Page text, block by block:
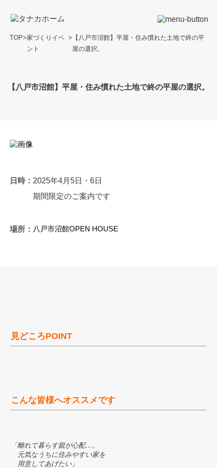
TOP>家づくりイベ
ント
> 【八戸市沼館】平屋・住み慣れた土地で終の平
屋の選択。
【八戸市沼館】平屋・住み慣れた土地で終の平屋の選択。
日時： 2025年4月5日・6日
期間限定のご案内です
場所： 八戸市沼館OPEN HOUSE
見どころPOINT
こんな皆様へオススメです
「離れて暮らす親が心配…。
元気なうちに住みやすい家を
用意してあげたい」